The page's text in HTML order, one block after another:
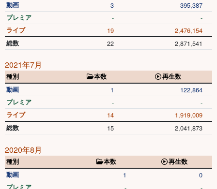
動画
3 395,387
プレミア - -
ライブ 19 2,476,154
総数 22 2,871,541
2021年7月
種別 本数
再生数
動画
1 122,864
プレミア - -
ライブ 14 1,919,009
総数 15 2,041,873
2020年8月
種別 本数
再生数
動画
1 0
プレミア - -